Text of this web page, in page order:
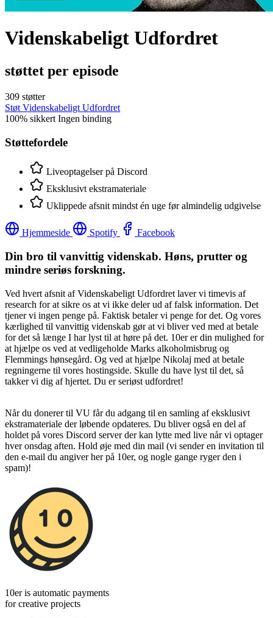
Videnskabeligt Udfordret
støttet per episode
309 støtter
Støt Videnskabeligt Udfordret
100% sikkert Ingen binding
Støttefordele
Liveoptagelser på Discord
Eksklusivt ekstramateriale
Uklippede afsnit mindst én uge før almindelig udgivelse
Hjemmeside Spotify Facebook
Din bro til vanvittig videnskab. Høns, prutter og
mindre seriøs forskning.
Ved hvert afsnit af Videnskabeligt Udfordret laver vi timevis af
research for at sikre os at vi ikke deler ud af falsk information. Det
tjener vi ingen penge på. Faktisk betaler vi penge for det. Og vores
kærlighed til vanvittig videnskab gør at vi bliver ved med at betale
for det så længe I har lyst til at høre på det. 10er er din mulighed for
at hjælpe os ved at vedligeholde Marks alkoholmisbrug og
Flemmings hønsegård. Og ved at hjælpe Nikolaj med at betale
regningerne til vores hostingside. Skulle du have lyst til det, så
takker vi dig af hjertet. Du er seriøst udfordret!
Når du donerer til VU får du adgang til en samling af eksklusivt
ekstramateriale der løbende opdateres. Du bliver også en del af
holdet på vores Discord server der kan lytte med live når vi optager
hver onsdag aften. Hold øje med din mail (vi sender en invitation til
den e-mail du angiver her på 10er, og nogle gange ryger den i
spam)!
10er is automatic payments
for creative projects